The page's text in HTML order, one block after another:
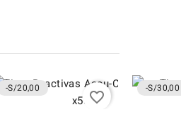
-S/20,00
favorite_border
-S/30,00